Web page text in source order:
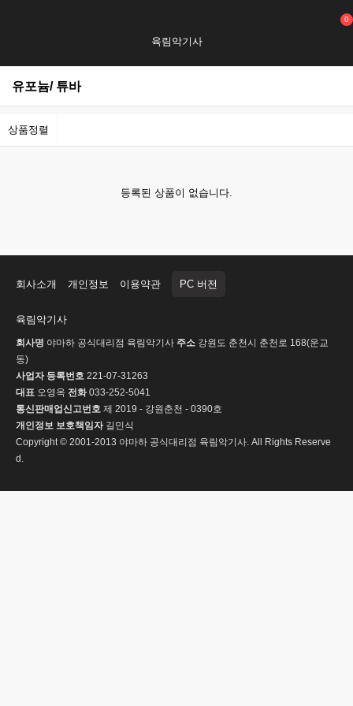
육림악기사
0
유포늄/ 튜바
상품정렬
등록된 상품이 없습니다.
회사소개 개인정보 이용약관 PC 버전
육림악기사
회사명 야마하 공식대리점 육림악기사 주소 강원도 춘천시 춘천로 168(운교
동)
사업자 등록번호 221-07-31263
대표 오영옥 전화033-252-5041
통신판매업신고번호 제 2019 - 강원춘천 - 0390호
개인정보 보호책임자길민식
Copyright © 2001-2013 야마하 공식대리점 육림악기사. All Rights Reserve
d.